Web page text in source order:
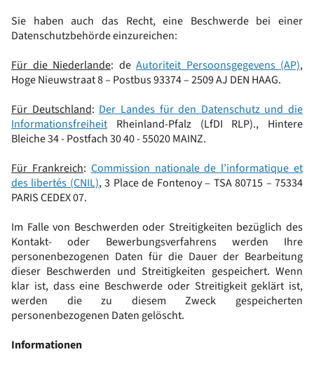
Sie haben auch das Recht, eine Beschwerde bei einer
Datenschutzbehörde einzureichen:
Für die Niederlande: de Autoriteit Persoonsgegevens (AP),
Hoge Nieuwstraat 8 – Postbus 93374 – 2509 AJ DEN HAAG.
Für Deutschland: Der Landes für den Datenschutz und die
Informationsfreiheit Rheinland-Pfalz (LfDI RLP)., Hintere
Bleiche 34 - Postfach 30 40 - 55020 MAINZ.
Für Frankreich: Commission nationale de l’informatique et
des libertés (CNIL), 3 Place de Fontenoy – TSA 80715 – 75334
PARIS CEDEX 07.
Im Falle von Beschwerden oder Streitigkeiten bezüglich des
Kontakt- oder Bewerbungsverfahrens werden Ihre
personenbezogenen Daten für die Dauer der Bearbeitung
dieser Beschwerden und Streitigkeiten gespeichert. Wenn
klar ist, dass eine Beschwerde oder Streitigkeit geklärt ist,
werden die zu diesem Zweck gespeicherten
personenbezogenen Daten gelöscht.
Informationen